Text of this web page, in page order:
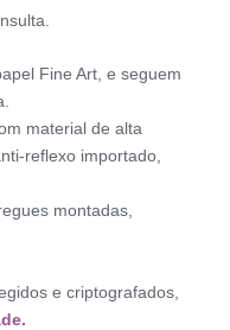
Fine Art, e seguem
material de alta
reflexo importado,
montadas,
e criptografados,